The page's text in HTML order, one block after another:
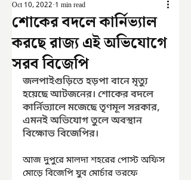
শোকের বদলে কার্নিভ্যাল
করছে রাজ্য এই অভিযোগে
সরব বিজেপি
Oct 10, 2022 1 min read
জলপাইগুড়িতে হড়পা বানে মৃত্যু
হয়েছে আটজনের। শোকের বদলে
কার্নিভ্যালে মজেছে তৃণমূল সরকার,
এমনই অভিযোগ তুলে অবস্থান
বিক্ষোভ বিজেপির।
আজ দুপুরে মালদা শহরের পোস্ট অফিস
মোড়ে বিজেপি যুব মোর্চার তরফে